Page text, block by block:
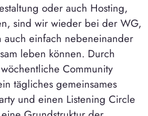
oder auch Hosting,
sind wir wieder bei der WG,
auch einfach nebeneinander
leben können. Durch
Community
tägliches gemeinsames
und einen Listening Circle